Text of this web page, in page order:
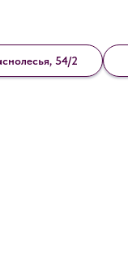
54/2